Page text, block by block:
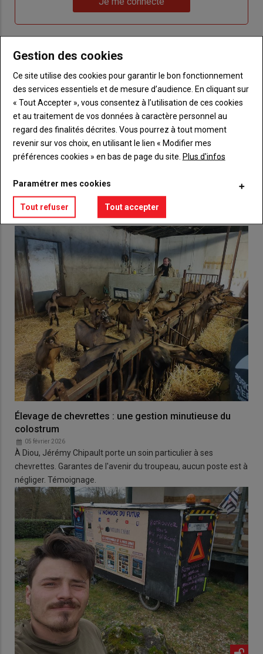
de
passe"
me
connecte"
titre
TITRE CRÉEZ UN COMPTE
BodyChoisissez votre formule et créez votre
compte pour accéder à tout {nom-site}.
Lien Créez un compte
VOUS AIMEREZ AUSSI
Élevage de chevrettes : une gestion minutieuse du
colostrum
05 février 2026
À Diou, Jérémy Chipault porte un soin particulier à ses
chevrettes. Garantes de l'avenir du troupeau, aucun poste est à
négliger. Témoignage.
Gestion des cookies
Ce site utilise des cookies pour garantir le bon fonctionnement
des services essentiels et de mesure d’audience. En cliquant sur
« Tout Accepter », vous consentez à l’utilisation de ces cookies
et au traitement de vos données à caractère personnel au
regard des finalités décrites. Vous pourrez à tout moment
revenir sur vos choix, en utilisant le lien « Modifier mes
préférences cookies » en bas de page du site. Plus d'infos
Paramétrer mes cookies
Tout refuser Tout accepter